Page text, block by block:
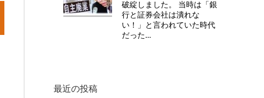
破綻しました。 当時は「銀
行と証券会社は潰れな
い！」と言われていた時代
だった...
最近の投稿